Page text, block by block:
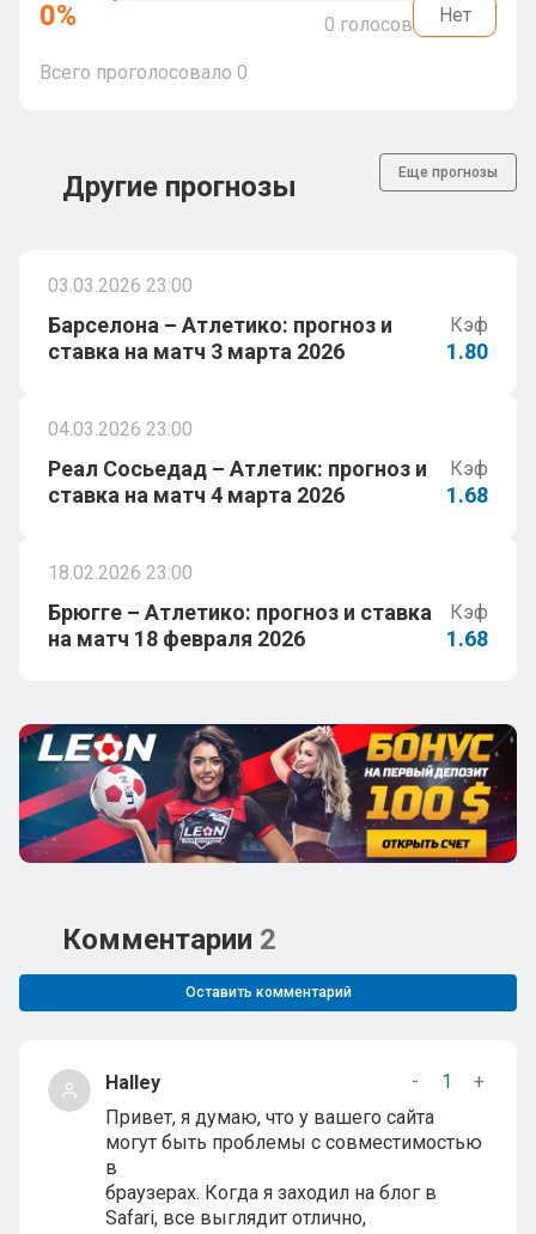
0% 0 голосов Нет
Всего проголосовало 0
Другие прогнозы Еще прогнозы
03.03.2026 23:00
Барселона – Атлетико: прогноз и
ставка на матч 3 марта 2026
Кэф
1.80
04.03.2026 23:00
Реал Сосьедад – Атлетик: прогноз и
ставка на матч 4 марта 2026
Кэф
1.68
18.02.2026 23:00
Брюгге – Атлетико: прогноз и ставка
на матч 18 февраля 2026
Кэф
1.68
Комментарии 2
Оставить комментарий
Halley - 1
+
Привет, я думаю, что у вашего сайта
могут быть проблемы с совместимостью
в
браузерах. Когда я заходил на блог в
Safari, все выглядит отлично,